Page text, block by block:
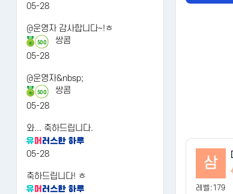
05-28
@운영자 감사합니다~!ㅎ
500
쌍콤
05-28
@운영자&nbsp;
500
쌍콤
05-28
와... 축하드립니다.
05-28
축하드립니다! ㅎ
삼
레벨:179